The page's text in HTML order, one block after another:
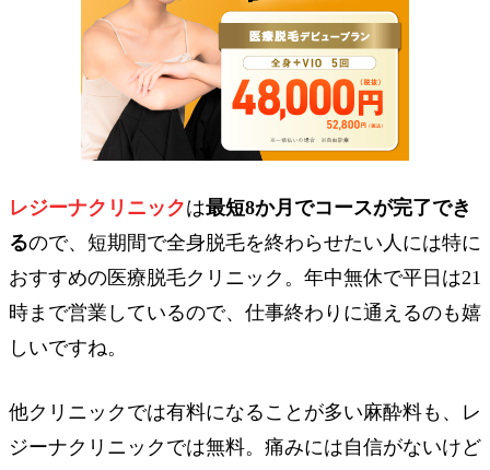
レジーナクリニックは最短8か月でコースが完了でき
るので、短期間で全身脱毛を終わらせたい人には特に
おすすめの医療脱毛クリニック。年中無休で平日は21
時まで営業しているので、仕事終わりに通えるのも嬉
しいですね。
他クリニックでは有料になることが多い麻酔料も、レ
ジーナクリニックでは無料。痛みには自信がないけど